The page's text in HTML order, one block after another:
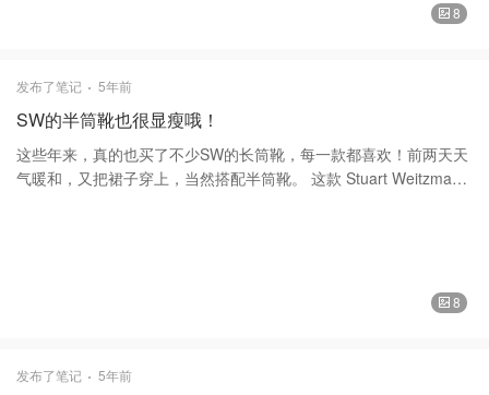
我选择了这双特别的蓝色。原价$695，在 Saks Fifth Avenue 购
了有八年了。当年买也是很便宜，大概是400多块钱。 5050 过膝靴
第四款：Kneezie, 这款购买 Saks Off 5th ，前面有晒过货的，超容
易搭配，可以套穿牛仔裤和窄腿裤都可以。 Stuart Weitzman
8
发布了笔记 5年前
SW的半筒靴也很显瘦哦！
这些年来，真的也买了不少SW的长筒靴，每一款都喜欢！前两天天
气暖和，又把裙子穿上，当然搭配半筒靴。 这款 Stuart Weitzman
韦茨曼
8
发布了笔记 5年前